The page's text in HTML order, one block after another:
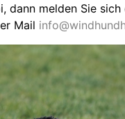
dann melden Sie
Mail